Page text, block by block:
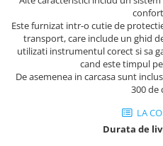
Motosape si motoburghie
Motoburghie
Motosapatoare
Mănuși protecție
Este furnizat intr-o cutie de
transport, care include un ghid
utilizati instrumentul corect si sa
cand este timpul
De asemenea in carcasa sunt
300 de
LA
Durata de